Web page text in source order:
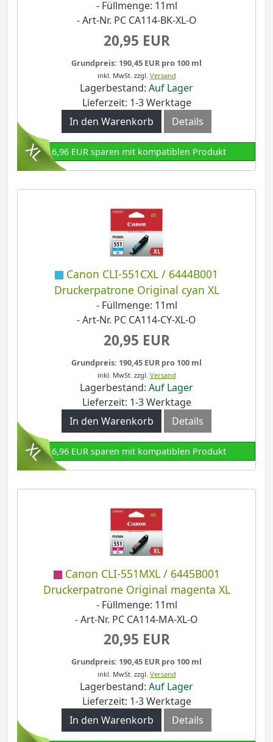
- Füllmenge: 11ml
- Art-Nr. PC CA114-BK-XL-O
20,95 EUR
Grundpreis: 190,45 EUR pro 100 ml
inkl. MwSt. zzgl. Versand
Lagerbestand: Auf Lager
Lieferzeit: 1-3 Werktage
In den Warenkorb
Details
16,96 EUR sparen mit kompatiblen Produkt
Canon CLI-551CXL / 6444B001
Druckerpatrone Original cyan XL
- Füllmenge: 11ml
- Art-Nr. PC CA114-CY-XL-O
20,95 EUR
Grundpreis: 190,45 EUR pro 100 ml
inkl. MwSt. zzgl. Versand
Lagerbestand: Auf Lager
Lieferzeit: 1-3 Werktage
In den Warenkorb
Details
16,96 EUR sparen mit kompatiblen Produkt
Canon CLI-551MXL / 6445B001
Druckerpatrone Original magenta XL
- Füllmenge: 11ml
- Art-Nr. PC CA114-MA-XL-O
20,95 EUR
Grundpreis: 190,45 EUR pro 100 ml
inkl. MwSt. zzgl. Versand
Lagerbestand: Auf Lager
Lieferzeit: 1-3 Werktage
In den Warenkorb
Details